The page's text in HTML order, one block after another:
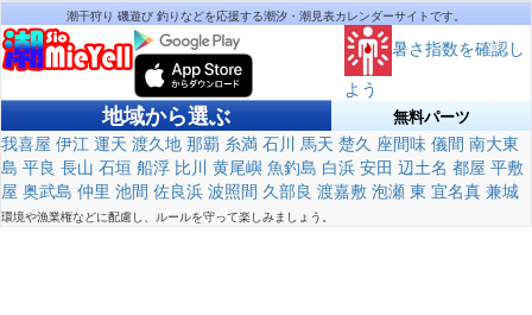
潮干狩り 磯遊び 釣りなどを応援する潮汐・潮見表カレンダーサイトです。
暑さ指数を確認し
よう
地域から選ぶ 無料パーツ
我喜屋 伊江 運天 渡久地 那覇 糸満 石川 馬天 楚久 座間味 儀間 南大東
島 平良 長山 石垣 船浮 比川 黄尾嶼 魚釣島 白浜 安田 辺土名 都屋 平敷
屋 奥武島 仲里 池間 佐良浜 波照間 久部良 渡嘉敷 泡瀬 東 宜名真 兼城
環境や漁業権などに配慮し、ルールを守って楽しみましょう。